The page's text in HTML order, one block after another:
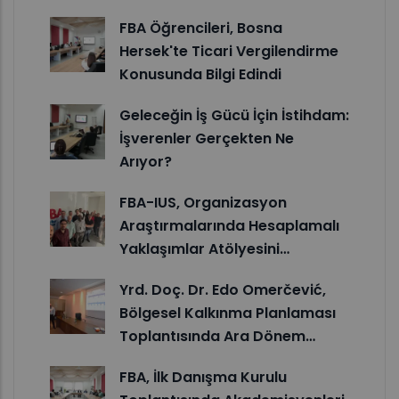
FBA Öğrencileri, Bosna
Hersek'te Ticari Vergilendirme
Konusunda Bilgi Edindi
Geleceğin İş Gücü İçin İstihdam:
İşverenler Gerçekten Ne
Arıyor?
FBA-IUS, Organizasyon
Araştırmalarında Hesaplamalı
Yaklaşımlar Atölyesini…
Yrd. Doç. Dr. Edo Omerčević,
Bölgesel Kalkınma Planlaması
Toplantısında Ara Dönem…
FBA, İlk Danışma Kurulu